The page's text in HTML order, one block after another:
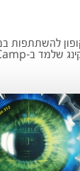
להשתתפות